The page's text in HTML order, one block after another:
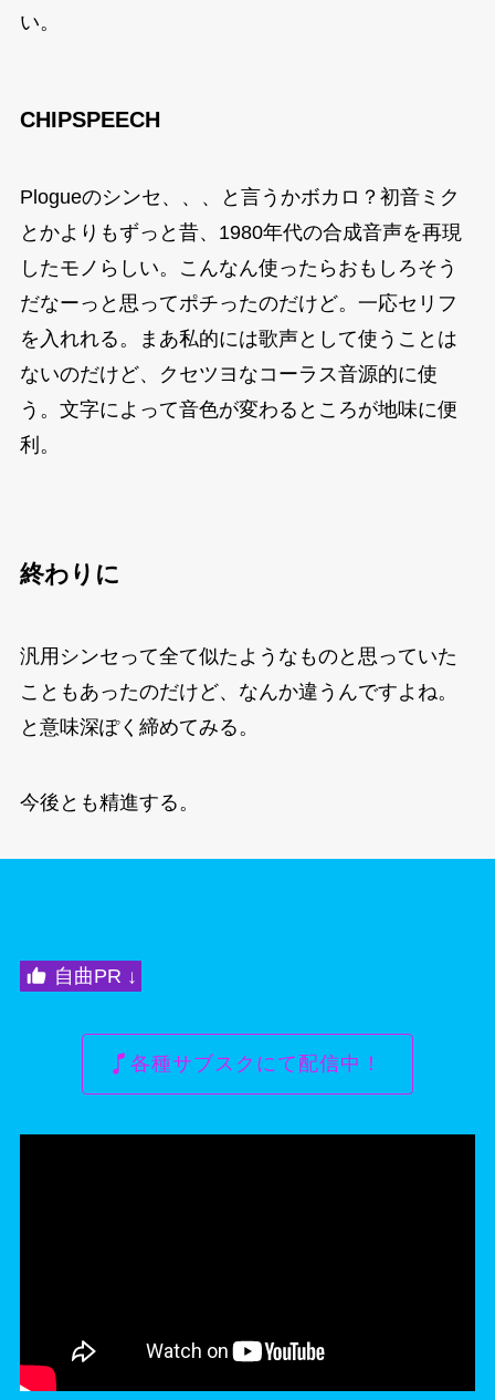
い。
CHIPSPEECH
Plogueのシンセ、、、と言うかボカロ？初音ミク
とかよりもずっと昔、1980年代の合成音声を再現
したモノらしい。こんなん使ったらおもしろそう
だなーっと思ってポチったのだけど。一応セリフ
を入れれる。まあ私的には歌声として使うことは
ないのだけど、クセツヨなコーラス音源的に使
う。文字によって音色が変わるところが地味に便
利。
終わりに
汎用シンセって全て似たようなものと思っていた
こともあったのだけど、なんか違うんですよね。
と意味深ぽく締めてみる。
今後とも精進する。
自曲PR ↓
各種サブスクにて配信中！